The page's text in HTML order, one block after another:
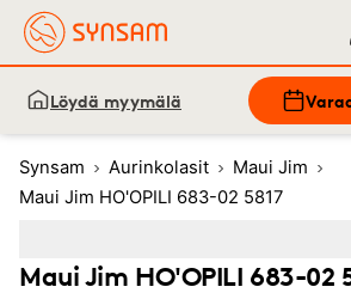
Löydä myymälä
Synsam Aurinkolasit
Maui Jim
Maui Jim HO'OPILI 683-02 5817
Maui Jim HO'OPILI 683-02